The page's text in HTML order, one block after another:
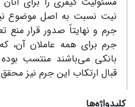
نیت نسبت به اصل موضوع
جرم و نهایتاً صدور قرار
جرم برای همه عاملان آن،
بانکی می‌باشند منتسب
قبال ارتکاب این جرم نیز
کلیدواژه‌ها